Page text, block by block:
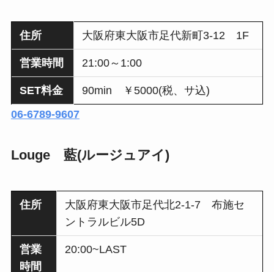
住所 大阪府東大阪市足代新町3-12 1F
営業時間 21:00～1:00
SET料金
90min ￥5000(税、サ込)
06-6789-9607
Louge 藍(ルージュアイ)
住所
大阪府東大阪市足代北2-1-7 布施セ
ントラルビル5D
営業
時間
20:00~LAST